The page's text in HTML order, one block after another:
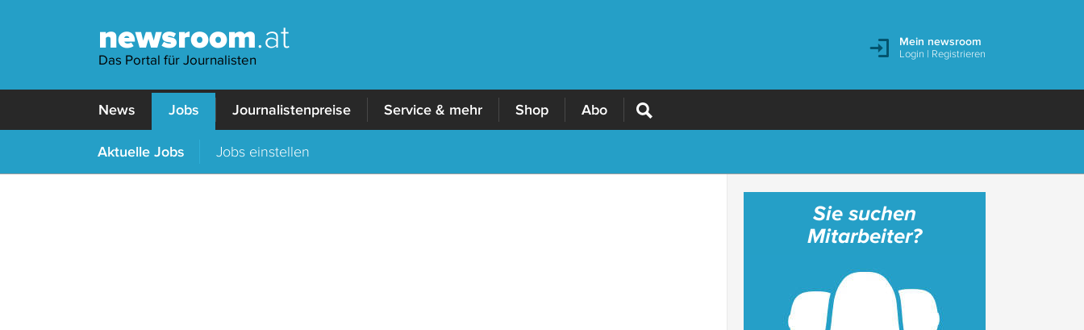
newsroom.at
Das Portal für Journalisten
Mein newsroom
Login | Registrieren
News Jobs Journalistenpreise Service & mehr Shop Abo
Aktuelle Jobs Jobs einstellen
Sie suchen
Mitarbeiter?